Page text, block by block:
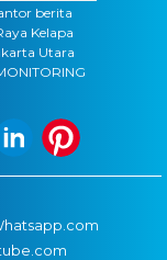
berita
Kelapa
Utara